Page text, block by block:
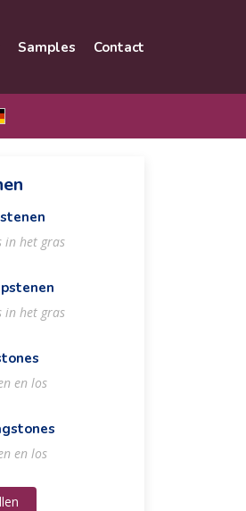
Samples Contact
in het gras
in het gras
en los
en los